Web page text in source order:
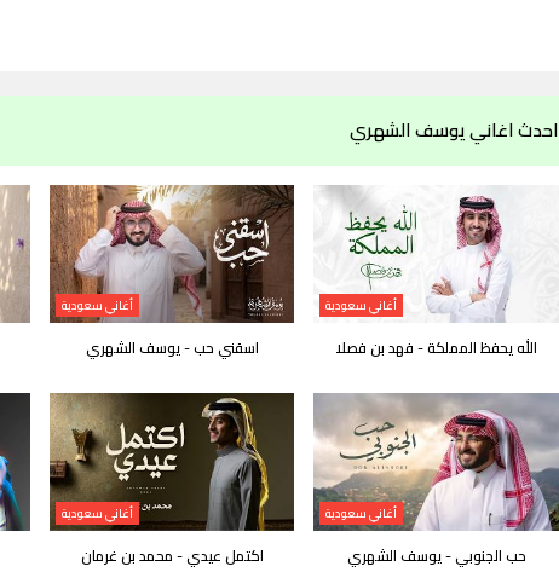
احدث اغاني يوسف الشهري
أغاني سعودية
الله يحفظ المملكة - فهد بن فصلا
أغاني سعودية
اسقني حب - يوسف الشهري
أغاني سعودية
حب الجنوبي - يوسف الشهري
أغاني سعودية
اكتمل عيدي - محمد بن غرمان